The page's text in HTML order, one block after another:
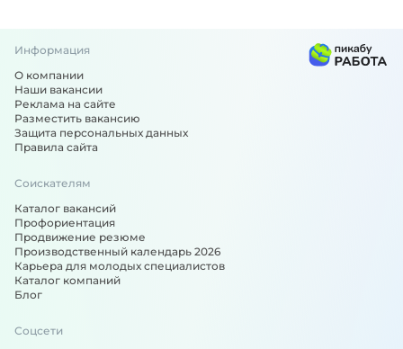
Вакансии по специальности: Медицинская сестра,
Информация
О компании
Наши вакансии
Реклама на сайте
Разместить вакансию
Защита персональных данных
Правила сайта
Соискателям
Каталог вакансий
Профориентация
Продвижение резюме
Производственный календарь 2026
Карьера для молодых специалистов
Каталог компаний
Блог
Соцсети